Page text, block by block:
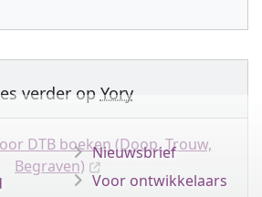
verder op Yory
DTB boeken (Doop, Trouw,
Begraven)
Nieuwsbrief
Voor ontwikkelaars